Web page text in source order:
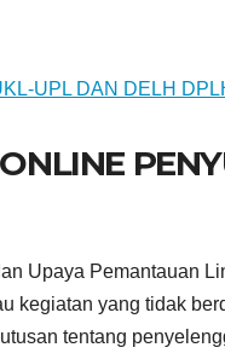
Upaya Pemantauan
kegiatan yang tidak
tentang